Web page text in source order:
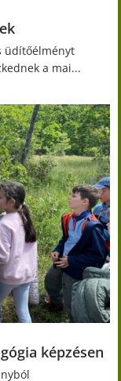
üdítőélményt
a mai...
képzésen